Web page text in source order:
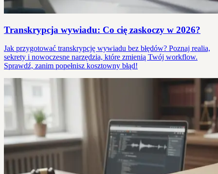
Transkrypcja wywiadu: Co cię zaskoczy w 2026?
Jak przygotować transkrypcję wywiadu bez błędów? Poznaj realia,
sekrety i nowoczesne narzędzia, które zmienią Twój workflow.
Sprawdź, zanim popełnisz kosztowny błąd!